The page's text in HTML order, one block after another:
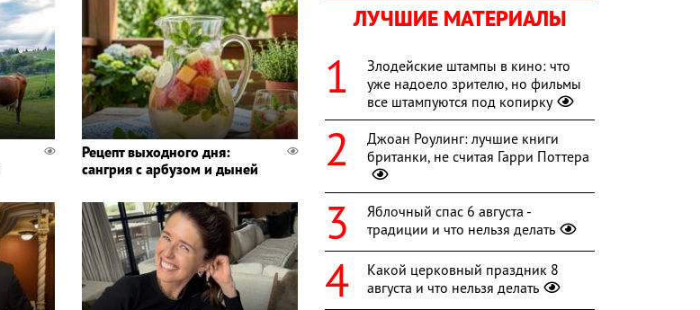
Рецепт выходного дня:
сангрия с арбузом и дыней
ЛУЧШИЕ МАТЕРИАЛЫ
Злодейские штампы в кино: что
уже надоело зрителю, но фильмы
все штампуются под копирку
Джоан Роулинг: лучшие книги
британки, не считая Гарри Поттера
Яблочный спас 6 августа -
традиции и что нельзя делать
Какой церковный праздник 8
августа и что нельзя делать